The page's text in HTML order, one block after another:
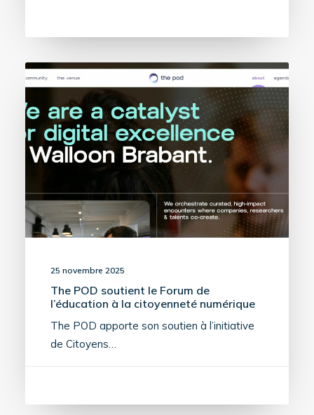
25 novembre 2025
The POD soutient le Forum de
l’éducation à la citoyenneté numérique
The POD apporte son soutien à l’initiative
de Citoyens…